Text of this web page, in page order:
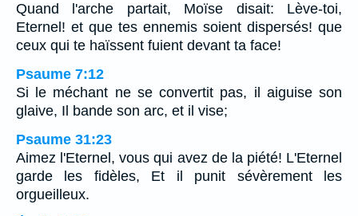
Quand l'arche partait, Moïse disait: Lève-toi,
Eternel! et que tes ennemis soient dispersés! que
ceux qui te haïssent fuient devant ta face!
Psaume 7:12
Si le méchant ne se convertit pas, il aiguise son
glaive, Il bande son arc, et il vise;
Psaume 31:23
Aimez l'Eternel, vous qui avez de la piété! L'Eternel
garde les fidèles, Et il punit sévèrement les
orgueilleux.